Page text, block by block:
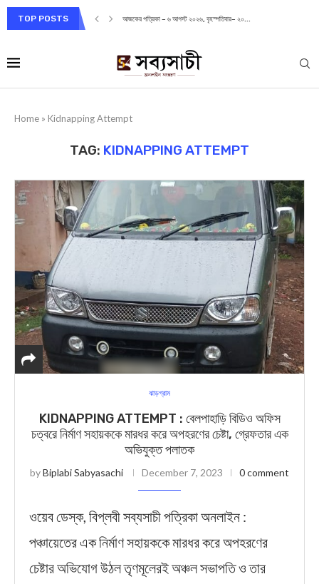
TOP POSTS আজকের পত্রিকা – ৬ আগস্ট ২০২৬, বৃহস্পতিবার– ২০...
Home » Kidnapping Attempt
TAG: KIDNAPPING ATTEMPT
ঝাড়গ্রাম
KIDNAPPING ATTEMPT : বেলপাহাড়ি বিডিও অফিস
চত্বরে নির্মাণ সহায়ককে মারধর করে অপহরণের চেষ্টা, গ্রেফতার এক
অভিযুক্ত পলাতক
byBiplabi Sabyasachi December 7, 2023 0 comment
ওয়েব ডেস্ক, বিপ্লবী সব্যসাচী পত্রিকা অনলাইন :
পঞ্চায়েতের এক নির্মাণ সহায়ককে মারধর করে অপহরণের
চেষ্টার অভিযোগ উঠল তৃণমূলেরই অঞ্চল সভাপতি ও তার